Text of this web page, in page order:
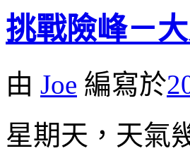
挑戰險峰－
由 Joe 編寫於
星期天，天氣